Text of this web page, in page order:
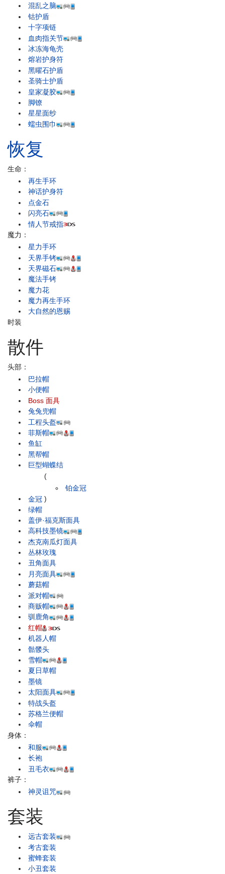
混乱之脑
钴护盾
十字项链
血肉指关节
冰冻海龟壳
熔岩护身符
黑曜石护盾
圣骑士护盾
皇家凝胶
脚镣
星星面纱
蠕虫围巾
恢复
生命：
再生手环
神话护身符
点金石
闪亮石
情人节戒指
魔力：
星力手环
天界手铐
天界磁石
魔法手铐
魔力花
魔力再生手环
大自然的恩赐
时装
散件
头部：
巴拉帽
小便帽
Boss 面具
兔兔兜帽
工程头盔
菲斯帽
鱼缸
黑帮帽
巨型蝴蝶结
金冠
(
铂金冠
)
绿帽
盖伊·福克斯面具
高科技墨镜
杰克南瓜灯面具
丛林玫瑰
丑角面具
月亮面具
蘑菇帽
派对帽
商贩帽
驯鹿角
红帽
机器人帽
骷髅头
雪帽
夏日草帽
墨镜
太阳面具
特战头盔
苏格兰便帽
伞帽
身体：
和服
长袍
丑毛衣
裤子：
神灵诅咒
套装
远古套装
考古套装
蜜蜂套装
小丑套装